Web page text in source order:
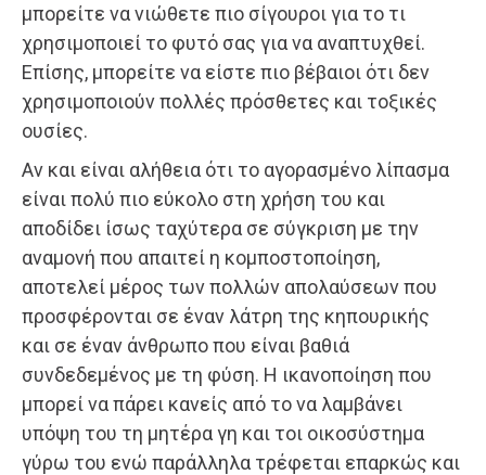
μπορείτε να νιώθετε πιο σίγουροι για το τι
χρησιμοποιεί το φυτό σας για να αναπτυχθεί.
Επίσης, μπορείτε να είστε πιο βέβαιοι ότι δεν
χρησιμοποιούν πολλές πρόσθετες και τοξικές
ουσίες.
Αν και είναι αλήθεια ότι το αγορασμένο λίπασμα
είναι πολύ πιο εύκολο στη χρήση του και
αποδίδει ίσως ταχύτερα σε σύγκριση με την
αναμονή που απαιτεί η κομποστοποίηση,
αποτελεί μέρος των πολλών απολαύσεων που
προσφέρονται σε έναν λάτρη της κηπουρικής
και σε έναν άνθρωπο που είναι βαθιά
συνδεδεμένος με τη φύση. Η ικανοποίηση που
μπορεί να πάρει κανείς από το να λαμβάνει
υπόψη του τη μητέρα γη και τοι οικοσύστημα
γύρω του ενώ παράλληλα τρέφεται επαρκώς και